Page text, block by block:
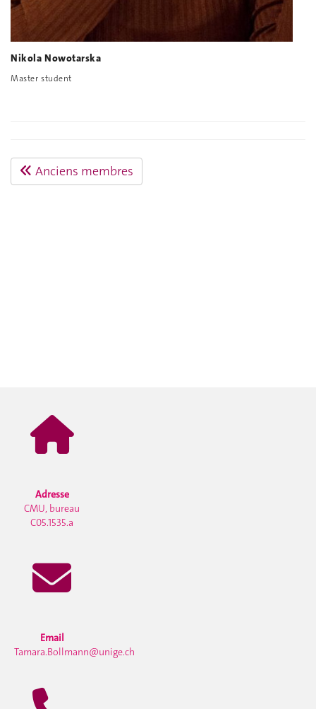
Nikola Nowotarska
Master student
Anciens membres
Adresse
CMU, bureau
C05.1535.a
Email
Tamara.Bollmann@unige.ch